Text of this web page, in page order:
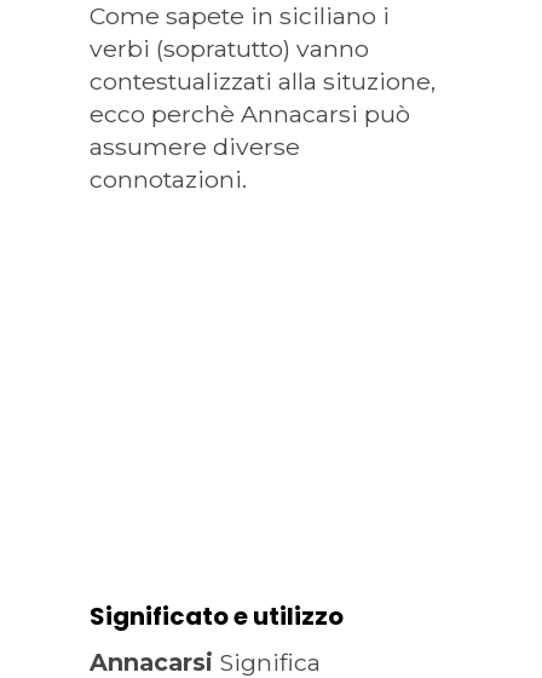
Come sapete in siciliano i
verbi (sopratutto) vanno
contestualizzati alla situzione,
ecco perchè Annacarsi può
assumere diverse
connotazioni.
Significato e utilizzo
Annacarsi Significa